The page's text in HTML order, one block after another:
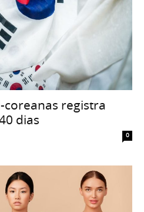
coreanas registra
dias
0